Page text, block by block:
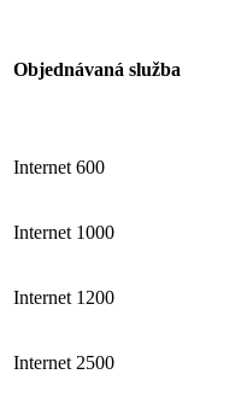
Objednávaná služba
Internet 600
Internet 1000
Internet 1200
Internet 2500